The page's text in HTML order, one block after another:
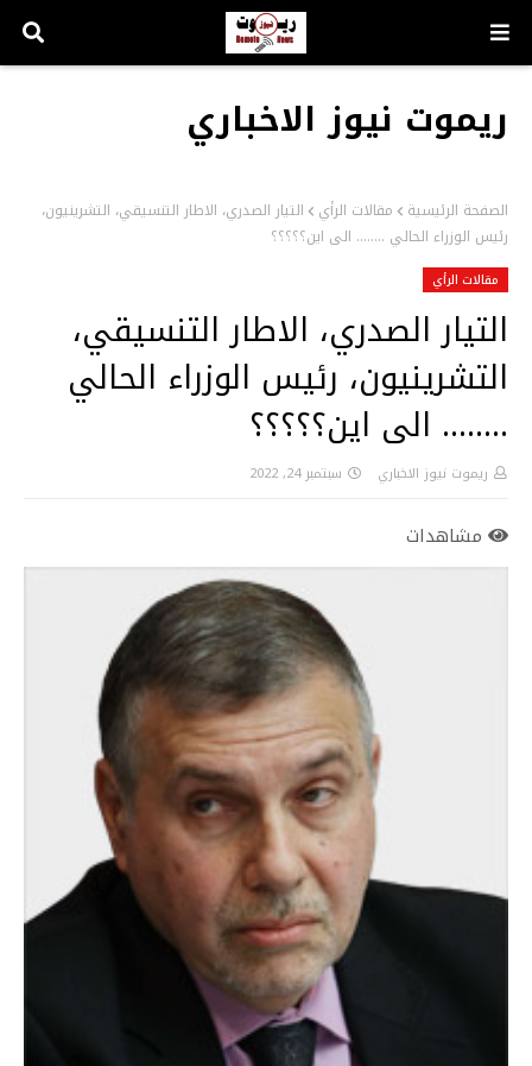
ريموت نيوز الاخباري
الصفحة الرئيسية مقالات الرأي
التيار الصدري، الاطار التنسيقي، التشرينيون،
رئيس الوزراء الحالي ........ الى اين؟؟؟؟؟
مقالات الرأي
التيار الصدري، الاطار التنسيقي،
التشرينيون، رئيس الوزراء الحالي
........ الى اين؟؟؟؟؟
ريموت نيوز الاخباري سبتمبر 24, 2022
مشاهدات